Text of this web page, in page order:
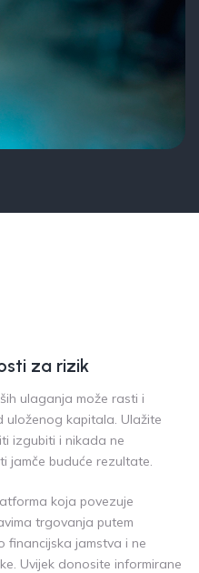
za rizik
ulaganja može rasti i
uloženog kapitala. Ulažite
izgubiti i nikada ne
jamče buduće rezultate.
koja povezuje
trgovanja putem
financijska jamstva i ne
Uvijek donosite informirane